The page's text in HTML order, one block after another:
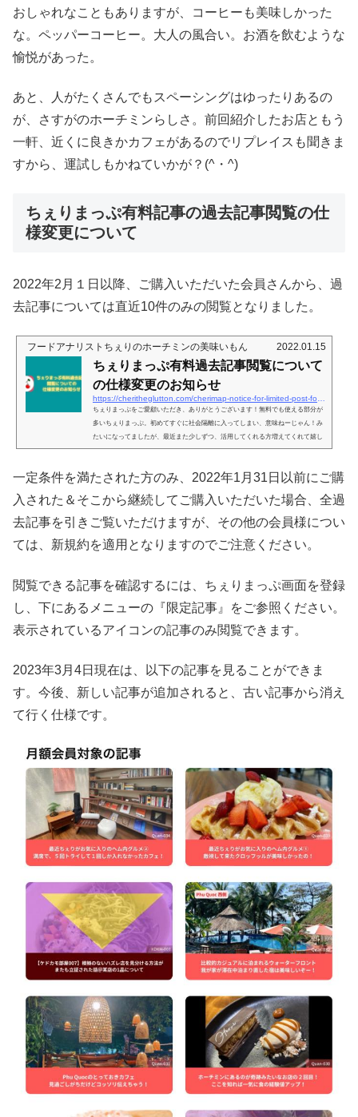
おしゃれなこともありますが、コーヒーも美味しかった
な。ペッパーコーヒー。大人の風合い。お酒を飲むような
愉悦があった。
あと、人がたくさんでもスペーシングはゆったりあるの
が、さすがのホーチミンらしさ。前回紹介したお店ともう
一軒、近くに良きかカフェがあるのでリプレイスも聞きま
すから、運試しもかねていかが？(^・^)
ちぇりまっぷ有料記事の過去記事閲覧の仕
様変更について
2022年2月１日以降、ご購入いただいた会員さんから、過
去記事については直近10件のみの閲覧となりました。
フードアナリストちぇりのホーチミンの美味いもん 2022.01.15
ちぇりまっぷ有料過去記事閲覧について
の仕様変更のお知らせ
ちぇりまっぷをご愛顧いただき、ありがとうございます！無料でも使える部分が
多いちぇりまっぷ。初めてすぐに社会隔離に入ってしまい、意味ねーじゃん！み
たいになってましたが、最近また少しずつ、活用してくれる方増えてくれて嬉し
い限り！今自分がいる現在地の周りにはどんなお店がある？というのが地図上で
ogle の方が登録件数多いじゃん、と言われたらそれまでですが（笑）、違いは、
一定条件を満たされた方のみ、2022年1月31日以前にご購
入された＆そこから継続してご購入いただいた場合、全過
去記事を引きご覧いただけますが、その他の会員様につい
ては、新規約を適用となりますのでご注意ください。
閲覧できる記事を確認するには、ちぇりまっぷ画面を登録
し、下にあるメニューの『限定記事』をご参照ください。
表示されているアイコンの記事のみ閲覧できます。
2023年3月4日現在は、以下の記事を見ることができま
す。今後、新しい記事が追加されると、古い記事から消え
て行く仕様です。